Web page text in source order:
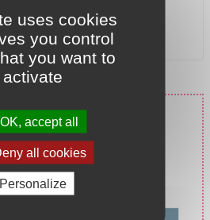
charge du cancer
de Saint-Étienne
uses cookies
you control
you want to
activate
OK, accept all
all cookies
Personalize